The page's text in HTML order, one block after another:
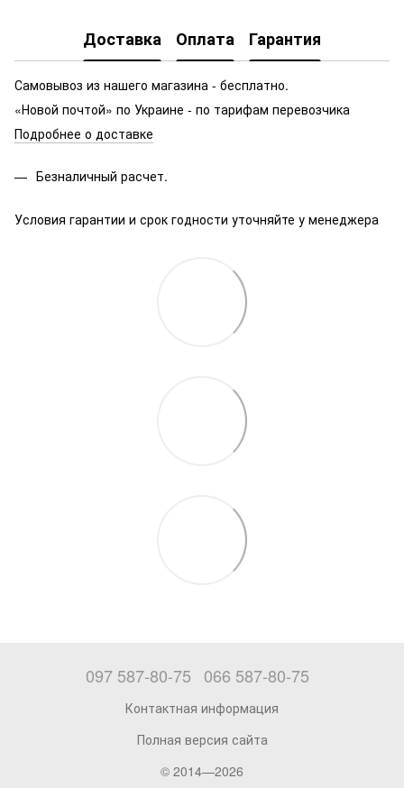
Доставка Оплата Гарантия
Самовывоз из нашего магазина - бесплатно.
«Новой почтой» по Украине - по тарифам перевозчика
Подробнее о доставке
Безналичный расчет.
Условия гарантии и срок годности уточняйте у менеджера
097 587-80-75 066 587-80-75
Контактная информация
Полная версия сайта
© 2014—2026